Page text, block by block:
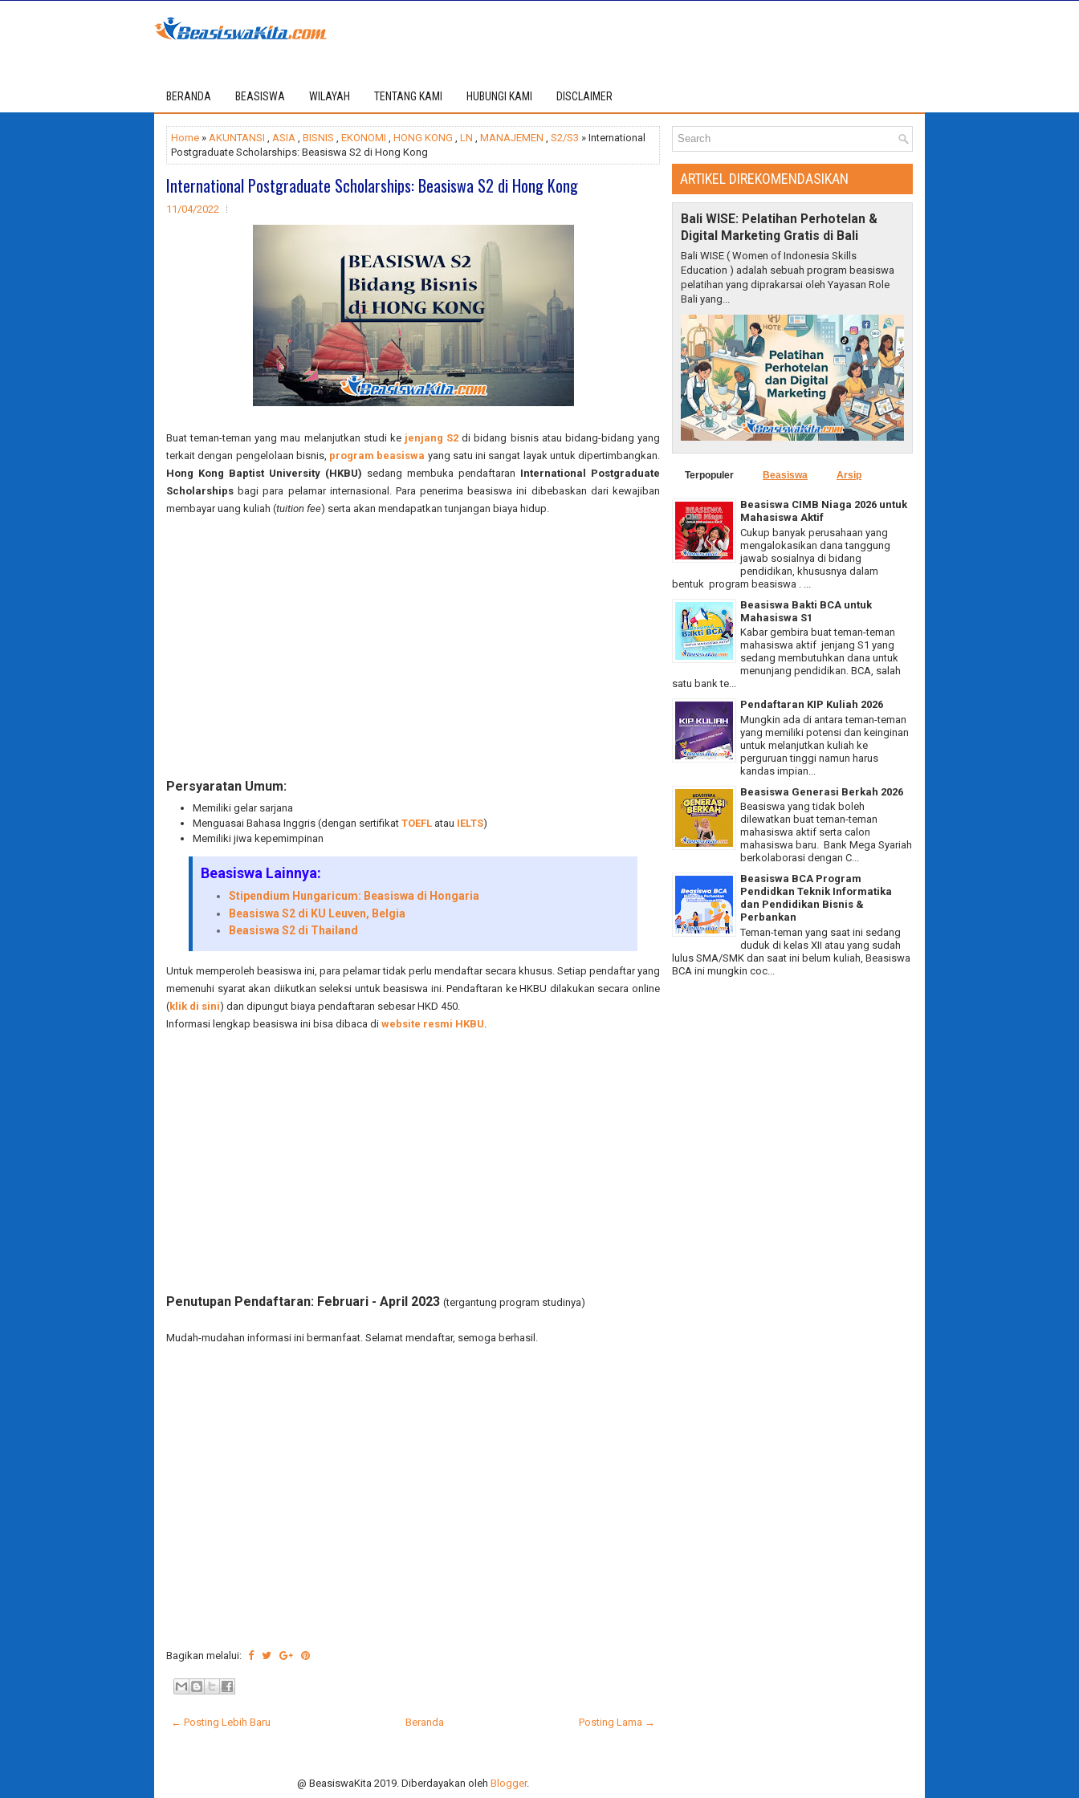
BERANDA BEASISWA WILAYAH TENTANG KAMI HUBUNGI KAMI DISCLAIMER
Home » AKUNTANSI , ASIA , BISNIS , EKONOMI , HONG KONG , LN , MANAJEMEN , S2/S3 » International
Postgraduate Scholarships: Beasiswa S2 di Hong Kong
International Postgraduate Scholarships: Beasiswa S2 di Hong Kong
11/04/2022
Buat teman-teman yang mau melanjutkan studi ke jenjang S2 di bidang bisnis atau bidang-bidang yang
terkait dengan pengelolaan bisnis, program beasiswa yang satu ini sangat layak untuk dipertimbangkan.
Hong Kong Baptist University (HKBU) sedang membuka pendaftaran International Postgraduate
Scholarships bagi para pelamar internasional. Para penerima beasiswa ini dibebaskan dari kewajiban
membayar uang kuliah (tuition fee) serta akan mendapatkan tunjangan biaya hidup.
Persyaratan Umum:
Memiliki gelar sarjana
Menguasai Bahasa Inggris (dengan sertifikat TOEFLatau IELTS)
Memiliki jiwa kepemimpinan
Beasiswa Lainnya:
Stipendium Hungaricum: Beasiswa di Hongaria
Beasiswa S2 di KU Leuven, Belgia
Beasiswa S2 di Thailand
Untuk memperoleh beasiswa ini, para pelamar tidak perlu mendaftar secara khusus. Setiap pendaftar yang
memenuhi syarat akan diikutkan seleksi untuk beasiswa ini. Pendaftaran ke HKBU dilakukan secara online
(klik di sini) dan dipungut biaya pendaftaran sebesar HKD 450.
Informasi lengkap beasiswa ini bisa dibaca di website resmi HKBU.
Penutupan Pendaftaran: Februari - April 2023 (tergantung program studinya)
Mudah-mudahan informasi ini bermanfaat. Selamat mendaftar, semoga berhasil.
Bagikan melalui:
← Posting Lebih Baru Posting Lama →
Beranda
@ BeasiswaKita 2019. Diberdayakan oleh Blogger.
ARTIKEL DIREKOMENDASIKAN
Bali WISE: Pelatihan Perhotelan &
Digital Marketing Gratis di Bali
Bali WISE ( Women of Indonesia Skills
Education ) adalah sebuah program beasiswa
pelatihan yang diprakarsai oleh Yayasan Role
Bali yang...
Terpopuler Beasiswa Arsip
Beasiswa CIMB Niaga 2026 untuk
Mahasiswa Aktif
Cukup banyak perusahaan yang
mengalokasikan dana tanggung
jawab sosialnya di bidang
pendidikan, khususnya dalam
bentuk program beasiswa . ...
Beasiswa Bakti BCA untuk
Mahasiswa S1
Kabar gembira buat teman-teman
mahasiswa aktif jenjang S1 yang
sedang membutuhkan dana untuk
menunjang pendidikan. BCA, salah
satu bank te...
Pendaftaran KIP Kuliah 2026
Mungkin ada di antara teman-teman
yang memiliki potensi dan keinginan
untuk melanjutkan kuliah ke
perguruan tinggi namun harus
kandas impian...
Beasiswa Generasi Berkah 2026
Beasiswa yang tidak boleh
dilewatkan buat teman-teman
mahasiswa aktif serta calon
mahasiswa baru. Bank Mega Syariah
berkolaborasi dengan C...
Beasiswa BCA Program
Pendidkan Teknik Informatika
dan Pendidikan Bisnis &
Perbankan
Teman-teman yang saat ini sedang
duduk di kelas XII atau yang sudah
lulus SMA/SMK dan saat ini belum kuliah, Beasiswa
BCA ini mungkin coc...